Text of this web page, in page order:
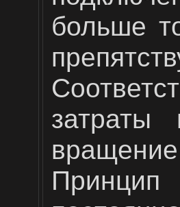
больше
затраты
вращение